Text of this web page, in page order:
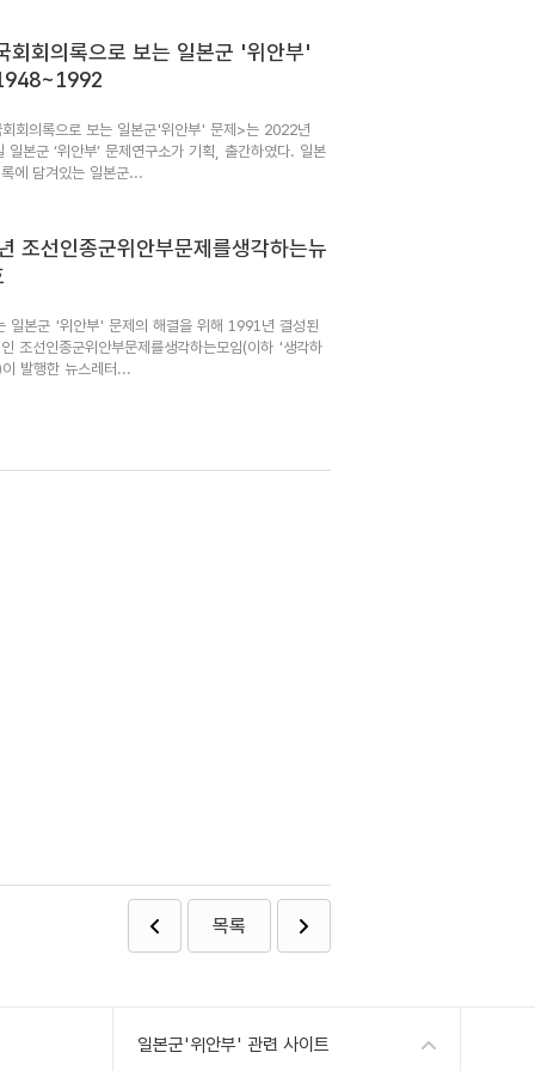
회회의록으로 보는 일본군 '위안부'
회의록으로 보는 일본군'위안부' 문제>는 2022년
일본군 ‘위안부’ 문제연구소가 기획, 출간하였다. 일본
에 담겨있는 일본군...
조선인종군위안부문제를생각하는뉴
일본군 '위안부' 문제의 해결을 위해 1991년 결성된
조선인종군위안부문제를생각하는모임(이하 '생각하
발행한 뉴스레터...
목록
일본군'위안부' 관련 사이트